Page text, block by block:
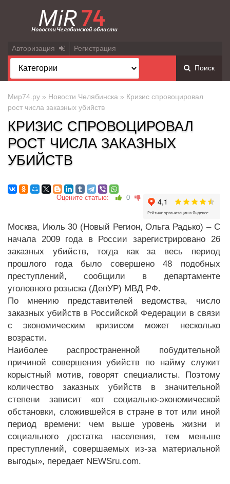
Авторизация Регистрация
Поиск
Мир74.ру » Новости Челябинска » Кризис спровоцировал
рост числа заказных убийств
КРИЗИС СПРОВОЦИРОВАЛ
РОСТ ЧИСЛА ЗАКАЗНЫХ
УБИЙСТВ
Оцените статью: 0
Москва, Июль 30 (Новый Регион, Ольга Радько) – С
начала 2009 года в России зарегистрировано 26
заказных убийств, тогда как за весь период
прошлого года было совершено 48 подобных
преступлений, сообщили в департаменте
уголовного розыска (ДепУР) МВД РФ.
По мнению представителей ведомства, число
заказных убийств в Российской Федерации в связи
с экономическим кризисом может несколько
возрасти.
Наиболее распространенной побудительной
причиной совершения убийств по найму служит
корыстный мотив, говорят специалисты. Поэтому
количество заказных убийств в значительной
степени зависит «от социально-экономической
обстановки, сложившейся в стране в тот или иной
период времени: чем выше уровень жизни и
социального достатка населения, тем меньше
преступлений, совершаемых из-за материальной
выгоды», передает NEWSru.com.